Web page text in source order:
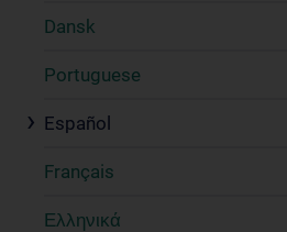
Dansk
Portuguese
Español
Français
Ελληνικά